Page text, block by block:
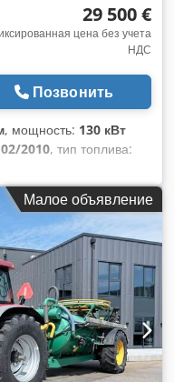
29 500 €
цена без учета
НДС
Позвонить
, мощность: 130 кВт
02/2010, тип топлива:
проверка (TÜV):
механический,
2010,
Малое объявление